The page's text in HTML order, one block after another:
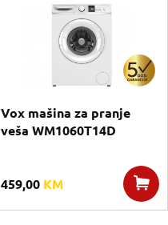
Vox mašina za pranje
veša WM1060T14D
459,00 KM